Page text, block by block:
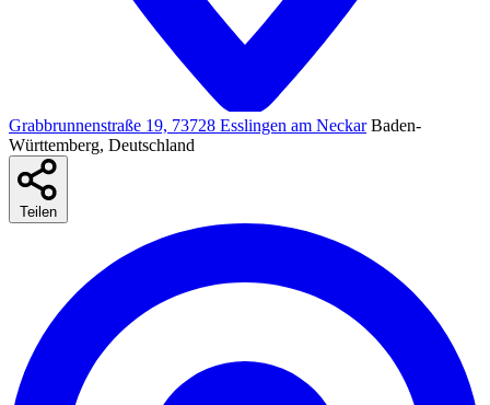
Grabbrunnenstraße 19, 73728 Esslingen am Neckar Baden-
Württemberg, Deutschland
Teilen